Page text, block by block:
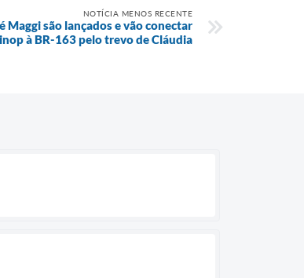
NOTÍCIA MENOS RECENTE
são lançados e vão conectar
à BR-163 pelo trevo de Cláudia